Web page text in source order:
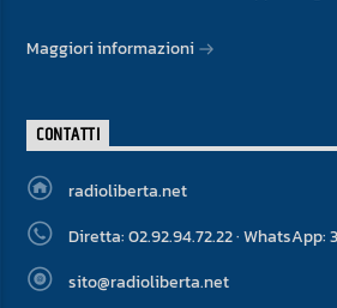
Maggiori informazioni
CONTATTI
radioliberta.net
Diretta: 02.92.94.72.22 · WhatsApp:
sito@radioliberta.net